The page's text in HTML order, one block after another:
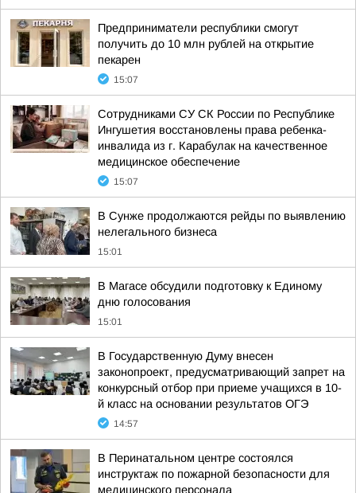
Предприниматели республики смогут
получить до 10 млн рублей на открытие
пекарен
15:07
Сотрудниками СУ СК России по Республике
Ингушетия восстановлены права ребенка-
инвалида из г. Карабулак на качественное
медицинское обеспечение
15:07
В Сунже продолжаются рейды по выявлению
нелегального бизнеса
15:01
В Магасе обсудили подготовку к Единому
дню голосования
15:01
В Государственную Думу внесен
законопроект, предусматривающий запрет на
конкурсный отбор при приеме учащихся в 10-
й класс на основании результатов ОГЭ
14:57
В Перинатальном центре состоялся
инструктаж по пожарной безопасности для
медицинского персонала